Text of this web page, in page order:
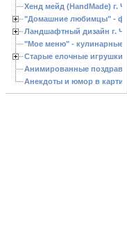
Хенд мейд (HandMade) г.
"Домашние любимцы" -
Ландшафтный дизайн г.
"Мое меню" - кулинарные
Старые елочные игрушки
Анимированные
Анекдоты и юмор в